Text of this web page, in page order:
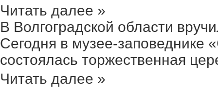
Читать далее »
В Волгоградской области
Сегодня в музее-заповеднике
состоялась торжественная
Читать далее »